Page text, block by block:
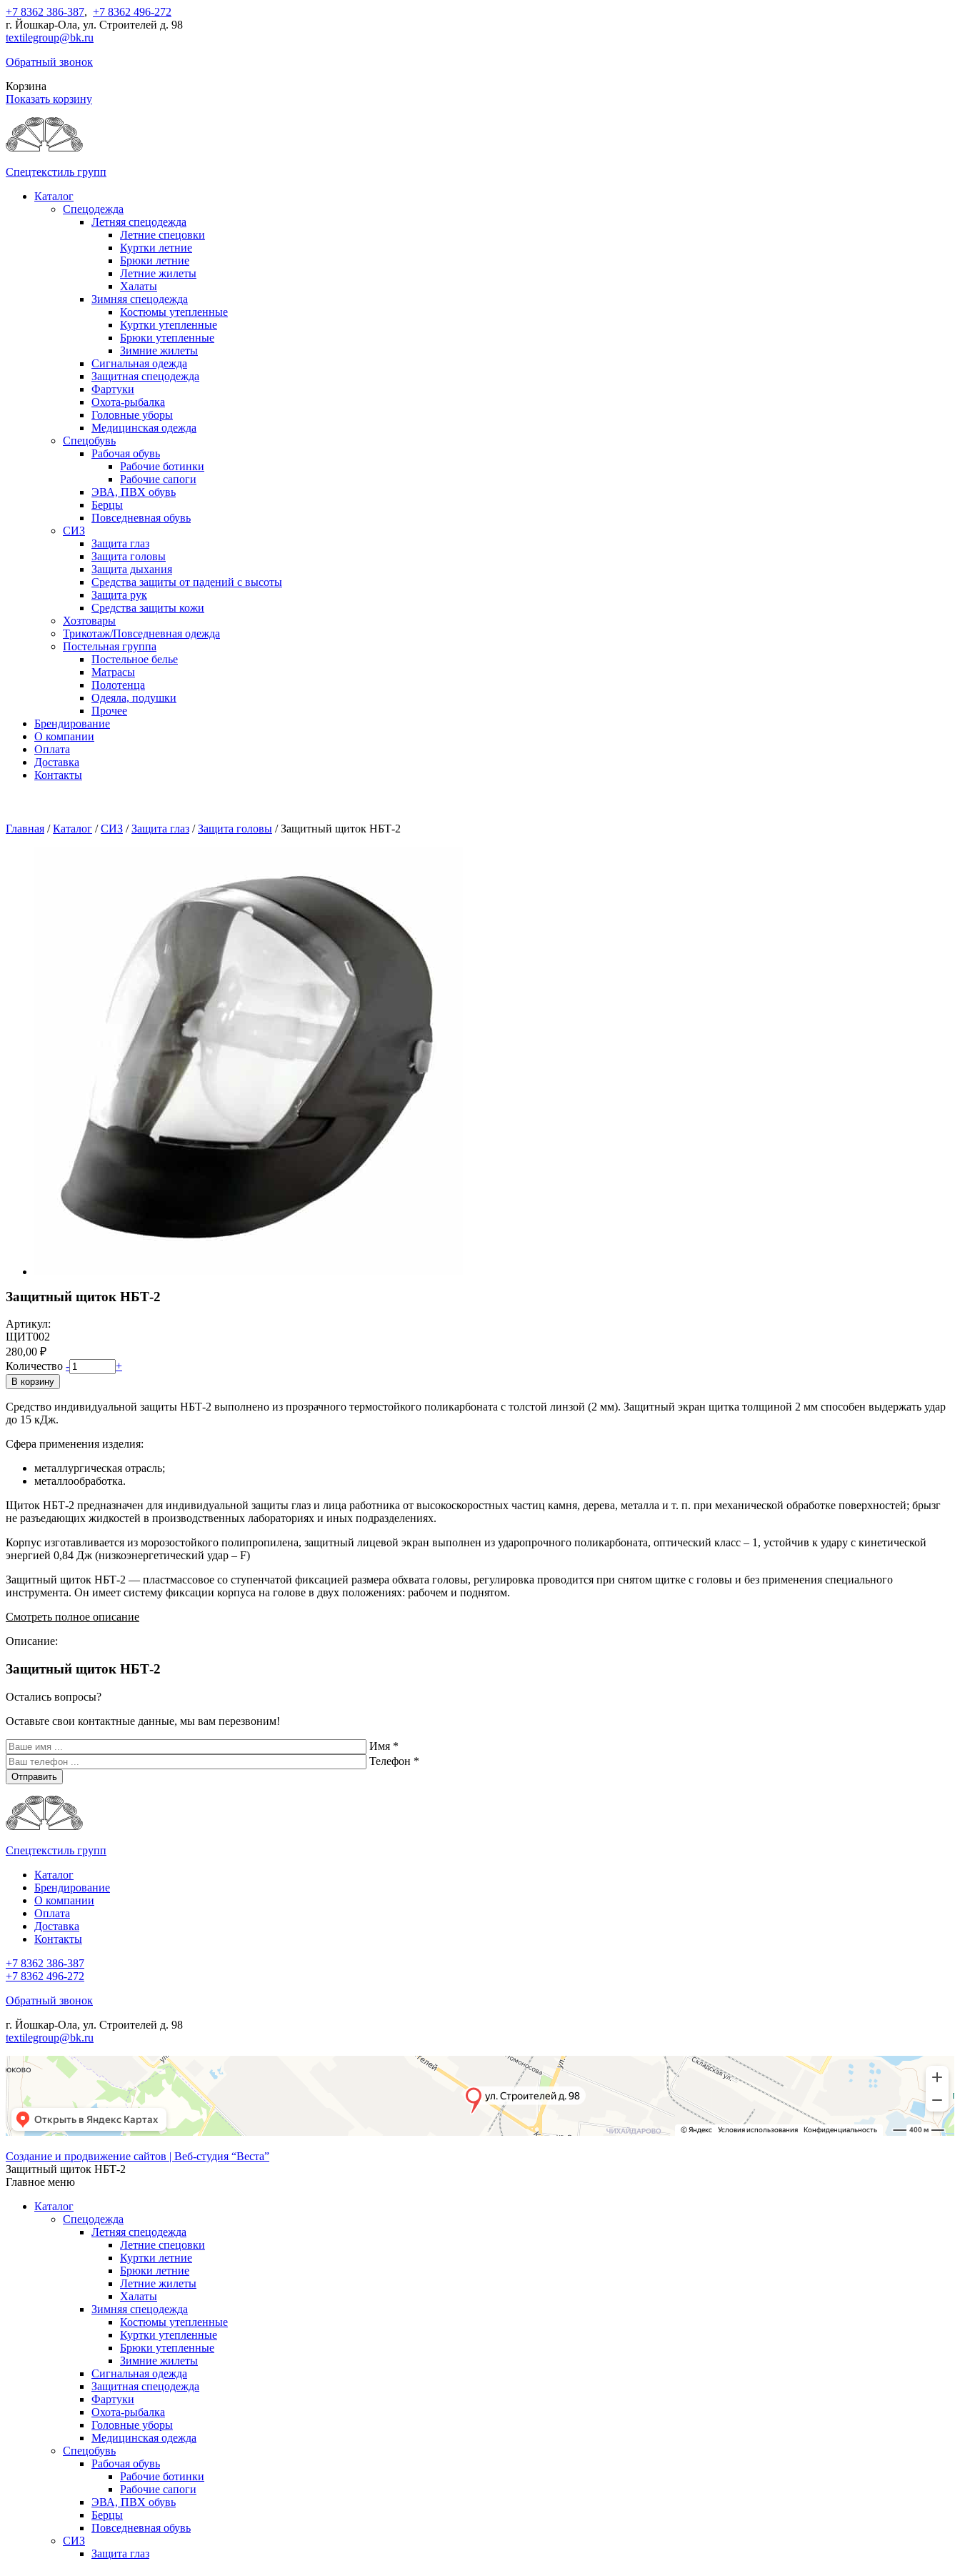
+7 8362 386-387, +7 8362 496-272
г. Йошкар-Ола, ул. Строителей д. 98
textilegroup@bk.ru
Обратный звонок
Корзина
Показать корзину
Спецтекстиль групп
Каталог
Спецодежда
Летняя спецодежда
Летние спецовки
Куртки летние
Брюки летние
Летние жилеты
Халаты
Зимняя спецодежда
Костюмы утепленные
Куртки утепленные
Брюки утепленные
Зимние жилеты
Сигнальная одежда
Защитная спецодежда
Фартуки
Охота-рыбалка
Головные уборы
Медицинская одежда
Спецобувь
Рабочая обувь
Рабочие ботинки
Рабочие сапоги
ЭВА, ПВХ обувь
Берцы
Повседневная обувь
СИЗ
Защита глаз
Защита головы
Защита дыхания
Средства защиты от падений с высоты
Защита рук
Средства защиты кожи
Хозтовары
Трикотаж/Повседневная одежда
Постельная группа
Постельное белье
Матрасы
Полотенца
Одеяла, подушки
Прочее
Брендирование
О компании
Оплата
Доставка
Контакты
Главная / Каталог / СИЗ / Защита глаз / Защита головы / Защитный щиток НБТ-2
Защитный щиток НБТ-2
Артикул:
ЩИТ002
280,00 ₽
Количество - +
В корзину
Средство индивидуальной защиты НБТ-2 выполнено из прозрачного термостойкого поликарбоната с толстой линзой (2 мм). Защитный экран щитка толщиной 2 мм способен выдержать удар
до 15 кДж.
Сфера применения изделия:
металлургическая отрасль;
металлообработка.
Щиток НБТ-2 предназначен для индивидуальной защиты глаз и лица работника от высокоскоростных частиц камня, дерева, металла и т. п. при механической обработке поверхностей; брызг
не разъедающих жидкостей в производственных лабораториях и иных подразделениях.
Корпус изготавливается из морозостойкого полипропилена, защитный лицевой экран выполнен из ударопрочного поликарбоната, оптический класс – 1, устойчив к удару с кинетической
энергией 0,84 Дж (низкоэнергетический удар – F)
Защитный щиток НБТ-2 — пластмассовое со ступенчатой фиксацией размера обхвата головы, регулировка проводится при снятом щитке с головы и без применения специального
инструмента. Он имеет систему фиксации корпуса на голове в двух положениях: рабочем и поднятом.
Смотреть полное описание
Описание:
Защитный щиток НБТ-2
Остались вопросы?
Оставьте свои контактные данные, мы вам перезвоним!
Имя *
Телефон *
Отправить
Спецтекстиль групп
Каталог
Брендирование
О компании
Оплата
Доставка
Контакты
+7 8362 386-387
+7 8362 496-272
Обратный звонок
г. Йошкар-Ола, ул. Строителей д. 98
textilegroup@bk.ru
Создание и продвижение сайтов | Веб-студия “Веста”
Защитный щиток НБТ-2
Главное меню
Каталог
Спецодежда
Летняя спецодежда
Летние спецовки
Куртки летние
Брюки летние
Летние жилеты
Халаты
Зимняя спецодежда
Костюмы утепленные
Куртки утепленные
Брюки утепленные
Зимние жилеты
Сигнальная одежда
Защитная спецодежда
Фартуки
Охота-рыбалка
Головные уборы
Медицинская одежда
Спецобувь
Рабочая обувь
Рабочие ботинки
Рабочие сапоги
ЭВА, ПВХ обувь
Берцы
Повседневная обувь
СИЗ
Защита глаз